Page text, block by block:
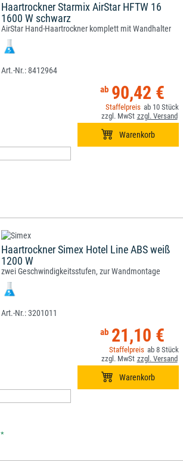
Haartrockner Starmix AirStar HFTW 16
1600 W schwarz
AirStar Hand-Haartrockner komplett mit Wandhalter
8412964
90,42 €
10
Haartrockner Simex Hotel Line ABS weiß
1200 W
zwei Geschwindigkeitsstufen, zur Wandmontage
3201011
21,10 €
8
*